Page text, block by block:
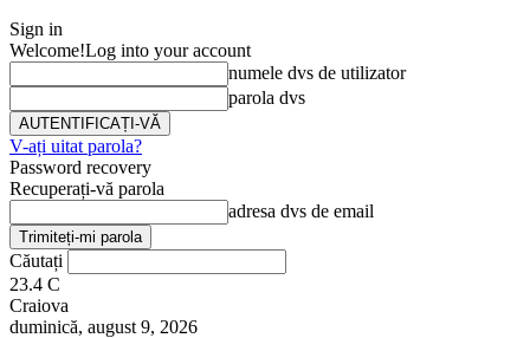
Sign in
Welcome!Log into your account
numele dvs de utilizator
parola dvs
V-ați uitat parola?
Password recovery
Recuperați-vă parola
adresa dvs de email
Căutați
23.4 C
Craiova
duminică, august 9, 2026